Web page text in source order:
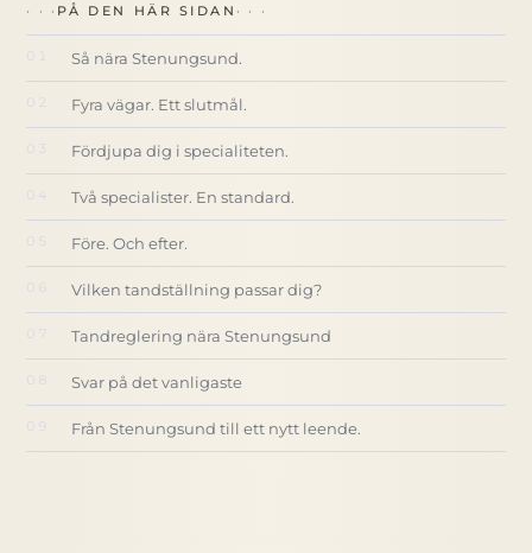
PÅ DEN HÄR SIDAN
Så nära Stenungsund.
Fyra vägar. Ett slutmål.
Fördjupa dig i specialiteten.
Två specialister. En standard.
Före. Och efter.
Vilken tandställning passar dig?
Tandreglering nära Stenungsund
Svar på det vanligaste
Från Stenungsund till ett nytt leende.